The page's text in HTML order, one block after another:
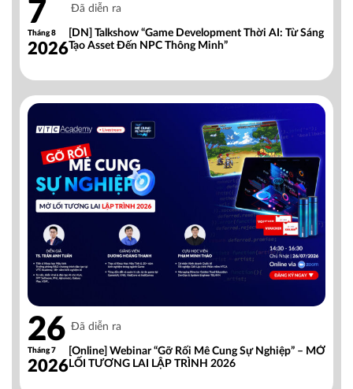
7
Tháng 8
2026
Đã diễn ra
[DN] Talkshow “Game Development Thời AI: Từ Sáng
Tạo Asset Đến NPC Thông Minh”
26
Tháng 7
2026
Đã diễn ra
[Online] Webinar “Gỡ Rối Mê Cung Sự Nghiệp” – MỞ
LỐI TƯƠNG LAI LẬP TRÌNH 2026